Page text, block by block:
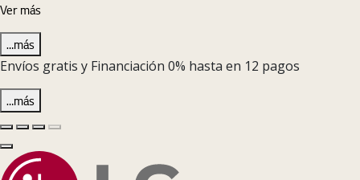
Ver más
…más
Envíos gratis y Financiación 0% hasta en 12 pagos
…más
Cerrar